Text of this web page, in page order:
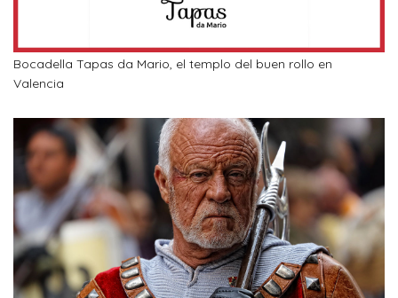
Bocadella Tapas da Mario, el templo del buen rollo en
Valencia